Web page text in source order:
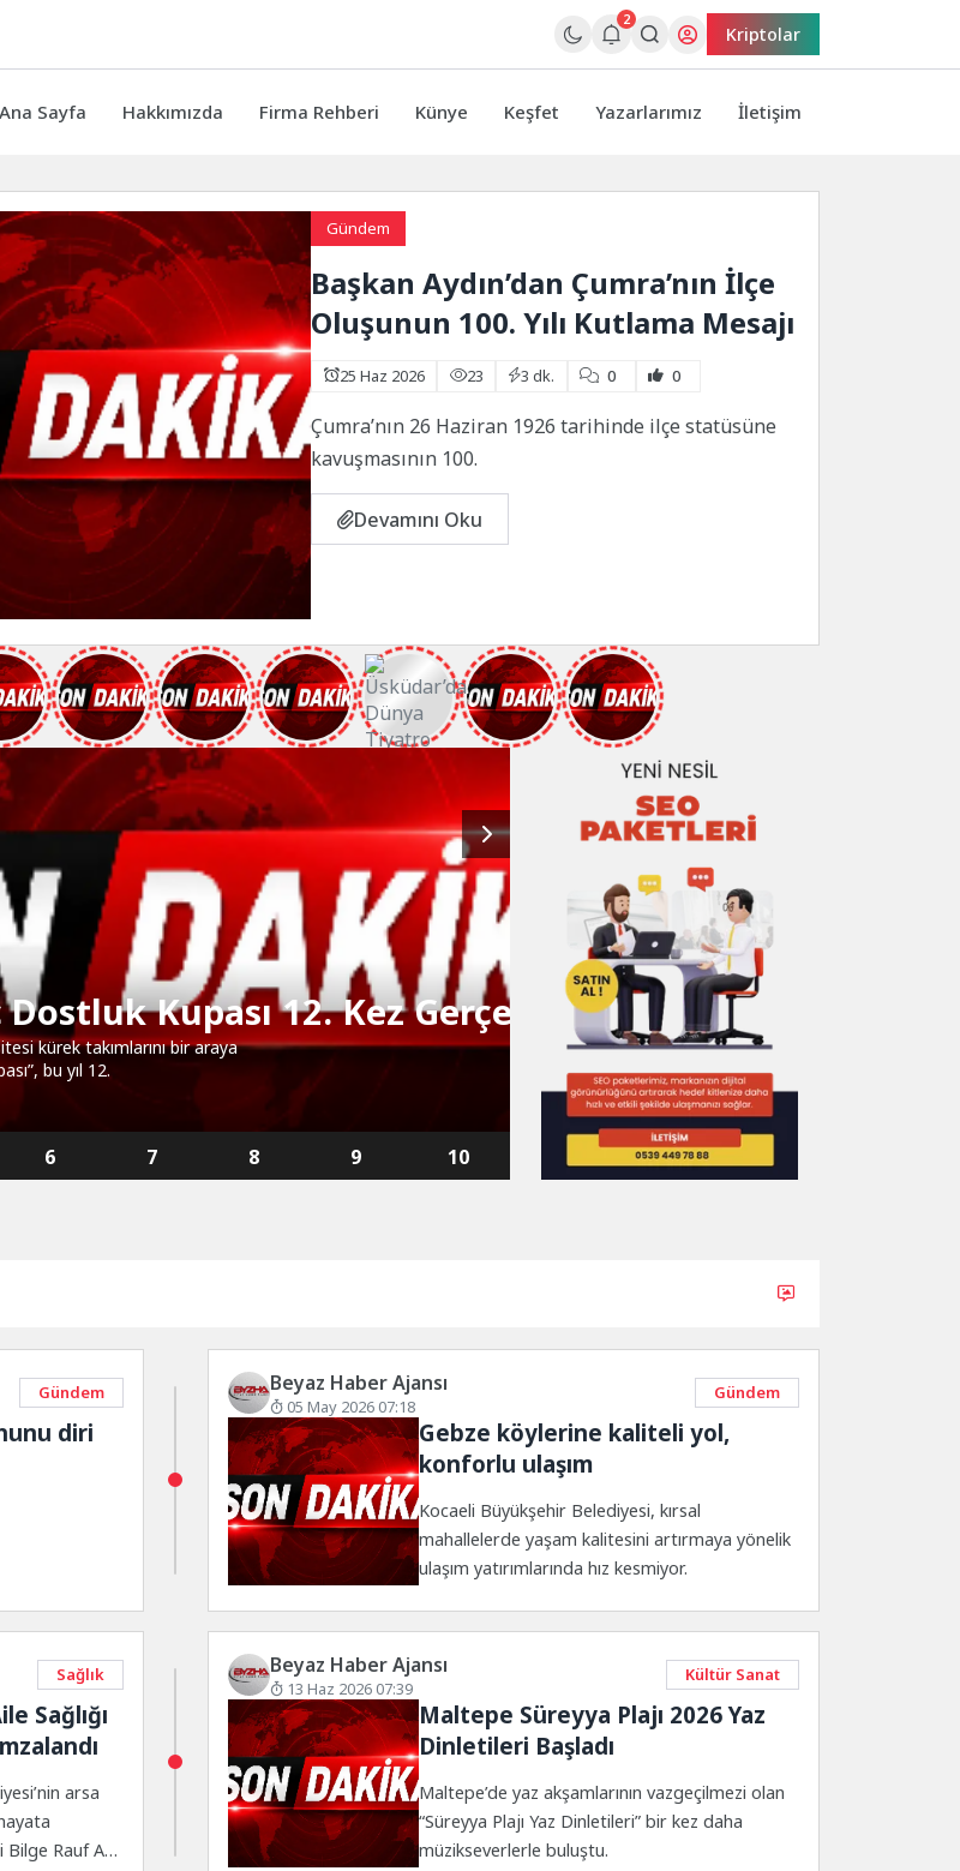
2
Kriptolar
Ana Sayfa Hakkımızda Firma Rehberi Künye Keşfet Yazarlarımız İletişim
Gündem
Başkan Aydın’dan Çumra’nın İlçe
Oluşunun 100. Yılı Kutlama Mesajı
25 Haz 2026 23 3 dk. 0 0
Çumra’nın 26 Haziran 1926 tarihinde ilçe statüsüne
kavuşmasının 100.
Devamını Oku
12. Kez Gerçekleşti Keçiören’de
Keçiören Belediyesi Park ve Bahçeler Müdürlüğü,
sıcaklıklarla birlikte ortaya çıkabilecek haşere ve
dört bir...
32
6 7 8 9 10
Gündem
diri
Beyaz Haber Ajansı
05 May 2026 07:18
Gündem
Gebze köylerine kaliteli yol,
konforlu ulaşım
Kocaeli Büyükşehir Belediyesi, kırsal
mahallelerde yaşam kalitesini artırmaya yönelik
ulaşım yatırımlarında hız kesmiyor.
Sağlık
Sağlığı
arsa
Rauf Arıç
Beyaz Haber Ajansı
13 Haz 2026 07:39
Kültür Sanat
Maltepe Süreyya Plajı 2026 Yaz
Dinletileri Başladı
Maltepe’de yaz akşamlarının vazgeçilmezi olan
“Süreyya Plajı Yaz Dinletileri” bir kez daha
müzikseverlerle buluştu.